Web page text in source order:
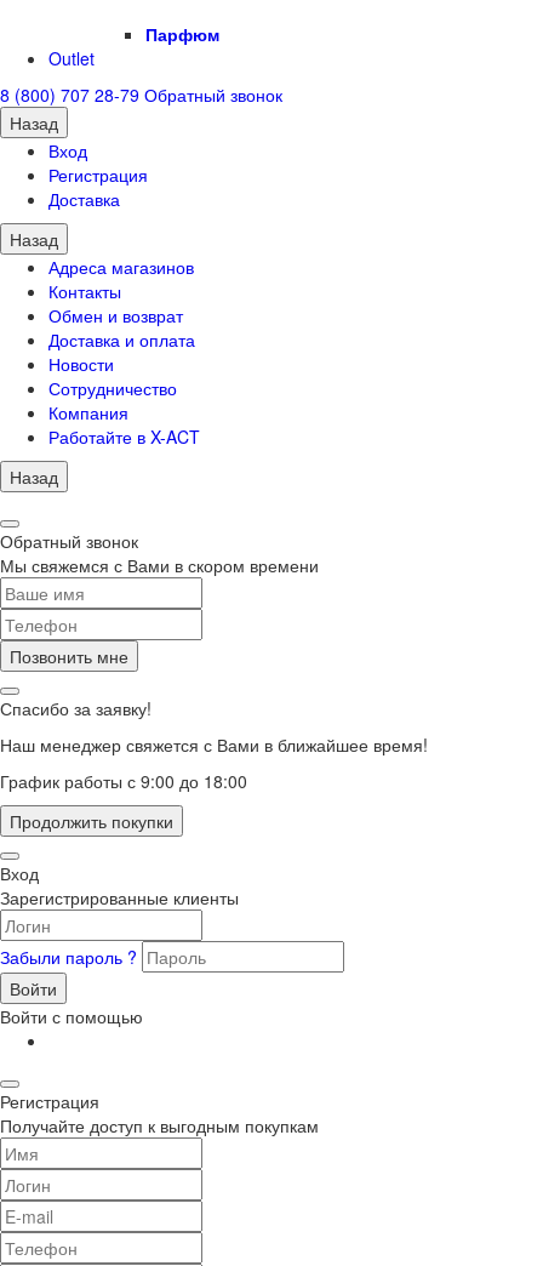
Парфюм
Outlet
8 (800) 707 28-79 Обратный звонок
Назад
Вход
Регистрация
Доставка
Назад
Адреса магазинов
Контакты
Обмен и возврат
Доставка и оплата
Новости
Сотрудничество
Компания
Работайте в X-ACT
Назад
Обратный звонок
Мы свяжемся с Вами в скором времени
Позвонить мне
Спасибо за заявку!
Наш менеджер свяжется с Вами в ближайшее время!
График работы с 9:00 до 18:00
Продолжить покупки
Вход
Зарегистрированные клиенты
Забыли пароль ?
Войти
Войти с помощью
Регистрация
Получайте доступ к выгодным покупкам